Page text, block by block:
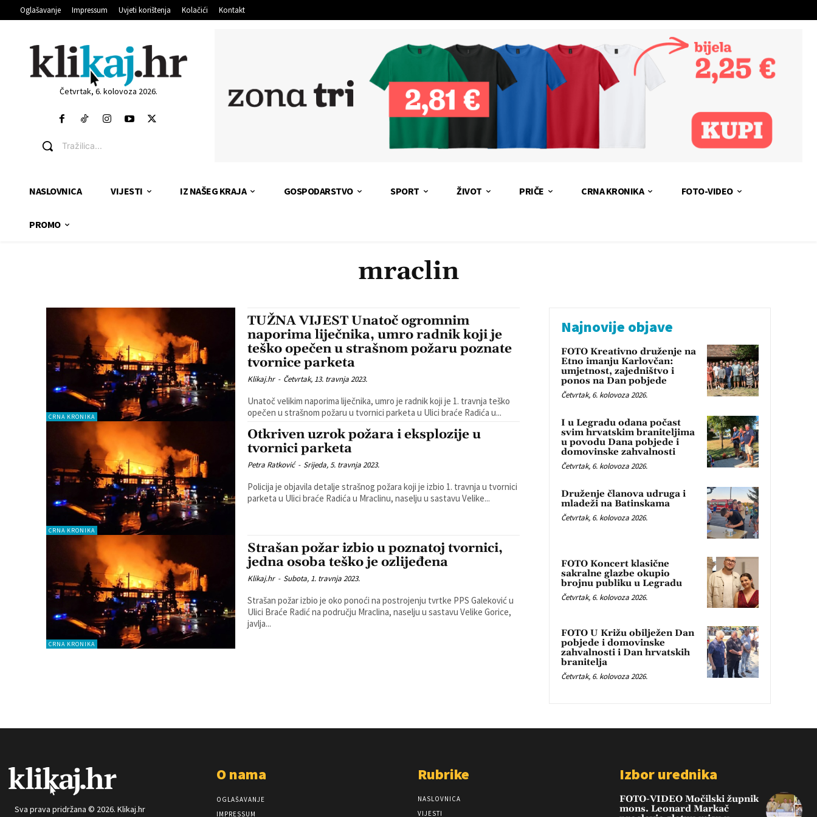
Oglašavanje Impressum Uvjeti korištenja Kolačići Kontakt
Četvrtak, 6. kolovoza 2026.
Tražilica...
NASLOVNICA VIJESTI IZ NAŠEG KRAJA GOSPODARSTVO SPORT ŽIVOT PRIČE CRNA KRONIKA FOTO-VIDEO
PROMO
mraclin
CRNA KRONIKA
TUŽNA VIJEST Unatoč ogromnim
naporima liječnika, umro radnik koji je
teško opečen u strašnom požaru poznate
tvornice parketa
Klikaj.hr - Četvrtak, 13. travnja 2023.
Unatoč velikim naporima liječnika, umro je radnik koji je 1. travnja teško
opečen u strašnom požaru u tvornici parketa u Ulici braće Radića u...
CRNA KRONIKA
Otkriven uzrok požara i eksplozije u
tvornici parketa
Petra Ratković - Srijeda, 5. travnja 2023.
Policija je objavila detalje strašnog požara koji je izbio 1. travnja u tvornici
parketa u Ulici braće Radića u Mraclinu, naselju u sastavu Velike...
CRNA KRONIKA
Strašan požar izbio u poznatoj tvornici,
jedna osoba teško je ozlijeđena
Klikaj.hr - Subota, 1. travnja 2023.
Strašan požar izbio je oko ponoći na postrojenju tvrtke PPS Galeković u
Ulici Braće Radić na području Mraclina, naselju u sastavu Velike Gorice,
javlja...
Najnovije objave
FOTO Kreativno druženje na
Etno imanju Karlovčan:
umjetnost, zajedništvo i
ponos na Dan pobjede
Četvrtak, 6. kolovoza 2026.
I u Legradu odana počast
svim hrvatskim braniteljima
u povodu Dana pobjede i
domovinske zahvalnosti
Četvrtak, 6. kolovoza 2026.
Druženje članova udruga i
mladeži na Batinskama
Četvrtak, 6. kolovoza 2026.
FOTO Koncert klasične
sakralne glazbe okupio
brojnu publiku u Legradu
Četvrtak, 6. kolovoza 2026.
FOTO U Križu obilježen Dan
pobjede i domovinske
zahvalnosti i Dan hrvatskih
branitelja
Četvrtak, 6. kolovoza 2026.
Sva prava pridržana © 2026. Klikaj.hr
O nama
OGLAŠAVANJE
IMPRESSUM
Rubrike
NASLOVNICA
VIJESTI
Izbor urednika
FOTO-VIDEO Močilski župnik
mons. Leonard Markač